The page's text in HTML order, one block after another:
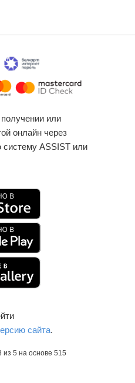
или
онлайн через
ASSIST или
сайта.
из 5 на основе 515